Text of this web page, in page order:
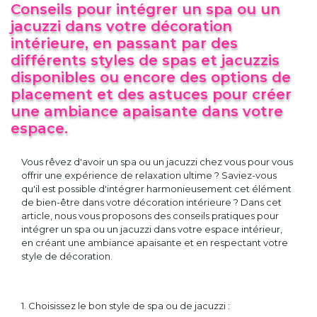
Conseils pour intégrer un spa ou un
jacuzzi dans votre décoration
intérieure, en passant par des
différents styles de spas et jacuzzis
disponibles ou encore des options de
placement et des astuces pour créer
une ambiance apaisante dans votre
espace.
Vous rêvez d'avoir un spa ou un jacuzzi chez vous pour vous
offrir une expérience de relaxation ultime ? Saviez-vous
qu'il est possible d'intégrer harmonieusement cet élément
de bien-être dans votre décoration intérieure ? Dans cet
article, nous vous proposons des conseils pratiques pour
intégrer un spa ou un jacuzzi dans votre espace intérieur,
en créant une ambiance apaisante et en respectant votre
style de décoration.
1. Choisissez le bon style de spa ou de jacuzzi :